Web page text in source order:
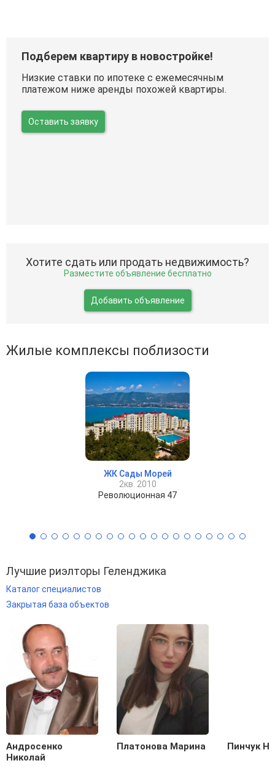
Подберем квартиру в новостройке!
Низкие ставки по ипотеке с ежемесячным
платежом ниже аренды похожей квартиры.
Оставить заявку
Хотите сдать или продать недвижимость?
Разместите объявление бесплатно
Добавить объявление
Жилые комплексы поблизости
ЖК Сады Морей
2кв. 2010
Революционная 47
Лучшие риэлторы Геленджика
Каталог специалистов
Закрытая база объектов
Андросенко
Николай
Платонова Марина Пинчук